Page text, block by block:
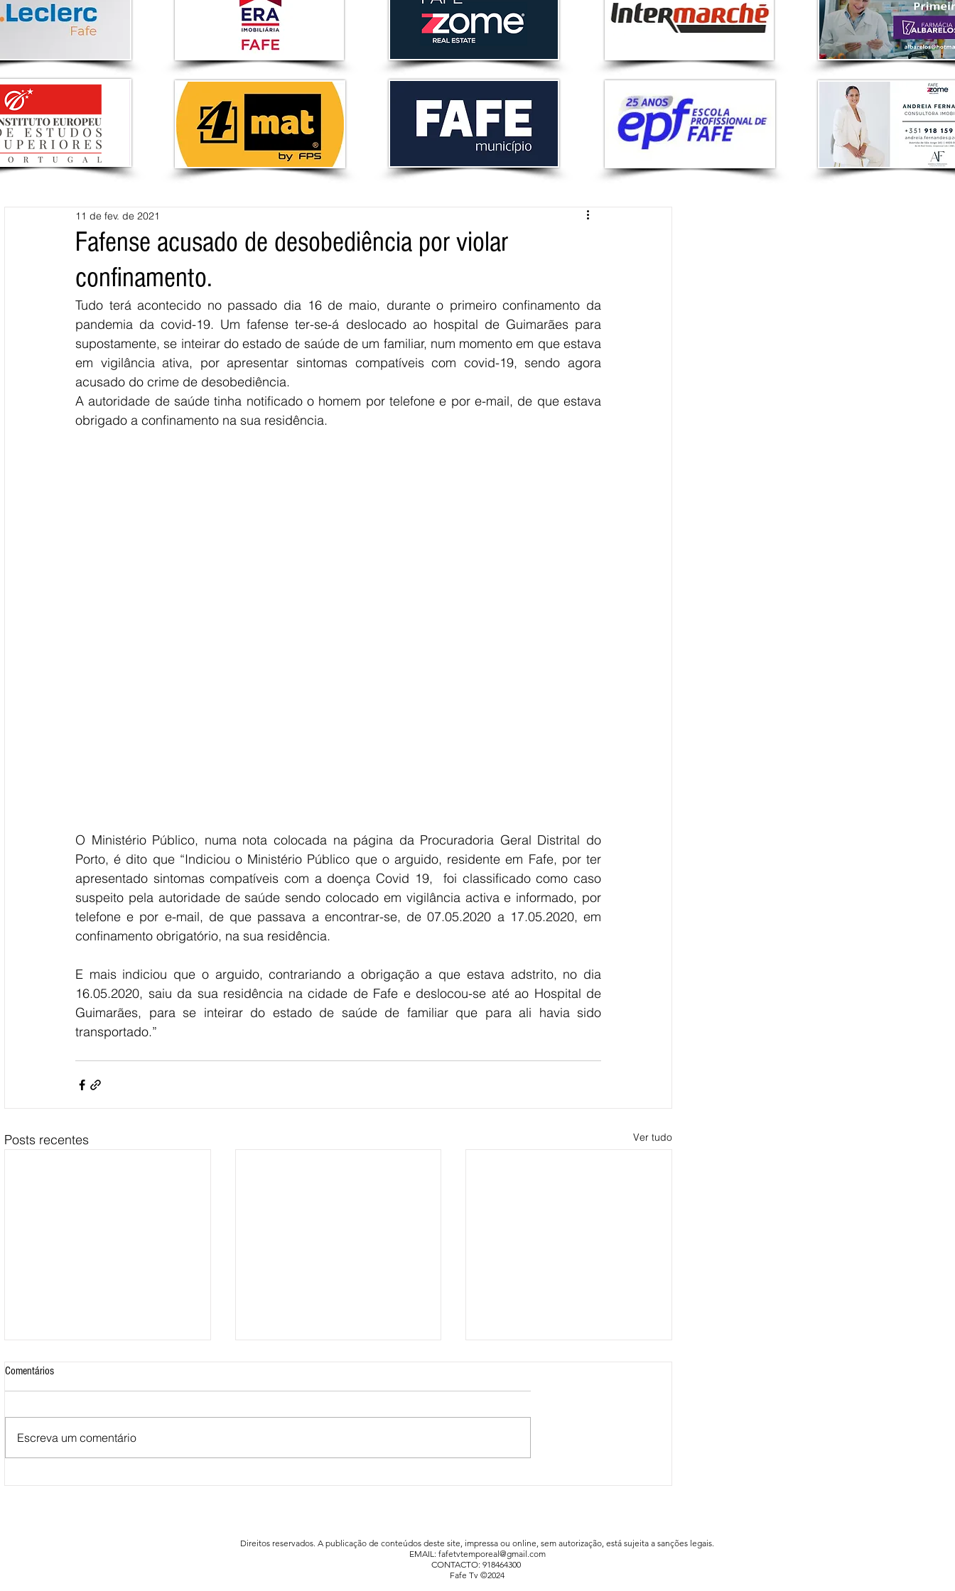
Fafense acusado de desobediência por violar
confinamento.
11 de fev. de 2021
Tudo terá acontecido no passado dia 16 de maio, durante o primeiro confinamento da
pandemia da covid-19. Um fafense ter-se-á deslocado ao hospital de Guimarães para
supostamente, se inteirar do estado de saúde de um familiar, num momento em que estava
em vigilância ativa, por apresentar sintomas compatíveis com covid-19, sendo agora
acusado do crime de desobediência.
A autoridade de saúde tinha notificado o homem por telefone e por e-mail, de que estava
obrigado a confinamento na sua residência.
O Ministério Público, numa nota colocada na página da Procuradoria Geral Distrital do
Porto, é dito que “Indiciou o Ministério Público que o arguido, residente em Fafe, por ter
apresentado sintomas compatíveis com a doença Covid 19,  foi classificado como caso
suspeito pela autoridade de saúde sendo colocado em vigilância activa e informado, por
telefone e por e-mail, de que passava a encontrar-se, de 07.05.2020 a 17.05.2020, em
confinamento obrigatório, na sua residência.
E mais indiciou que o arguido, contrariando a obrigação a que estava adstrito, no dia
16.05.2020, saiu da sua residência na cidade de Fafe e deslocou-se até ao Hospital de
Guimarães, para se inteirar do estado de saúde de familiar que para ali havia sido
transportado.”
Posts recentes Ver tudo
Comentários
Escreva um comentário
Direitos reservados. A publicação de conteúdos deste site, impressa ou online, sem autorização, está sujeita a sanções legais.
EMAIL: fafetvtemporeal@gmail.com
CONTACTO: 918464300
Fafe Tv ©2024